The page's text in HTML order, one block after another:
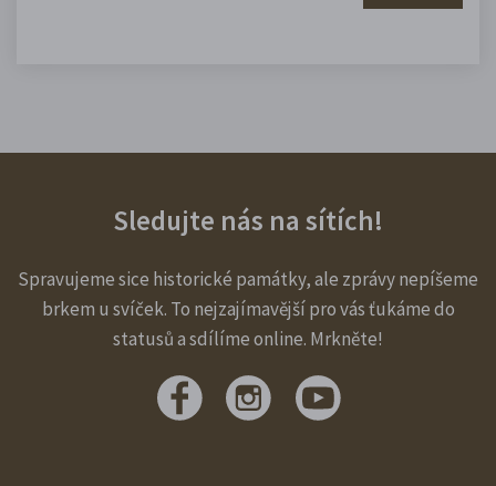
Sledujte nás na sítích!
Spravujeme sice historické památky, ale zprávy nepíšeme
brkem u svíček. To nejzajímavější pro vás ťukáme do
statusů a sdílíme online. Mrkněte!